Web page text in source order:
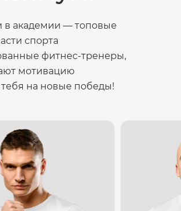
в академии — топовые
спорта
фитнес-тренеры,
мотивацию
на новые победы!